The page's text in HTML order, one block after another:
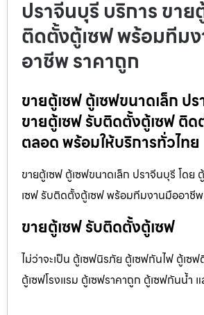
ปราจีนบุรี บริการ ขาย
ติดตั้งตู้เซฟ พร้อมทีม
อาชีพ ราคาถูก
ขายตู้เซฟ ตู้เซฟขนาดเล็ก ป
ขายตู้เซฟ รับติดตั้งตู้เซฟ ติ
ตลอด พร้อมให้บริการทั่วไทย
ขายตู้เซฟ ตู้เซฟขนาดเล็ก ปราจีนบุรี โดย
เซฟ รับติดตั้งตู้เซฟ พร้อมทีมงานมืออาชี
ขายตู้เซฟ รับติดตั้งตู้เซฟ
ไม่ว่าจะเป็น ตู้เซฟนิรภัย ตู้เซฟกันไฟ ตู้เ
ตู้เซฟโรงแรม ตู้เซฟราคาถูก ตู้เซฟกันน้ำ